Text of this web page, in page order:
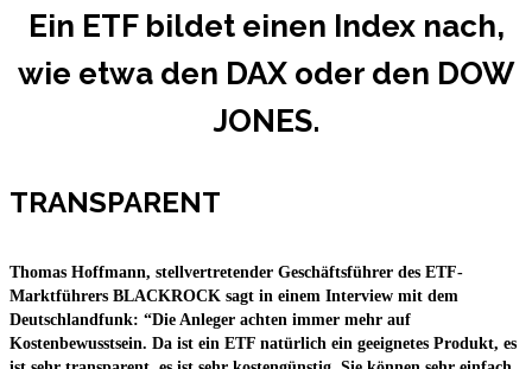
Ein ETF bildet einen Index nach,
wie etwa den DAX oder den DOW
JONES.
TRANSPARENT
Thomas Hoffmann, stellvertretender Geschäftsführer des ETF-
Marktführers BLACKROCK sagt in einem Interview mit dem
Deutschlandfunk: “Die Anleger achten immer mehr auf
Kostenbewusstsein. Da ist ein ETF natürlich ein geeignetes Produkt, es